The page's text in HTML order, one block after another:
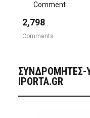
Comment
2,798
Comments
ΣΥΝΔΡΟΜΗΤΈΣ-
IPORTA.GR